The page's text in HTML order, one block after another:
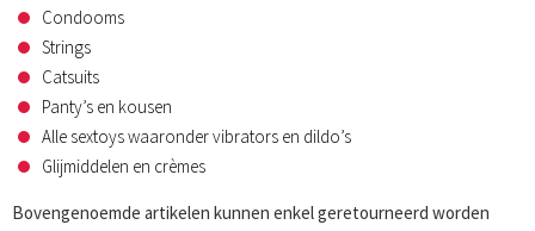
Condooms
Strings
Catsuits
Panty’s en kousen
Alle sextoys waaronder vibrators en dildo’s
Glijmiddelen en crèmes
Bovengenoemde artikelen kunnen enkel geretourneerd worden